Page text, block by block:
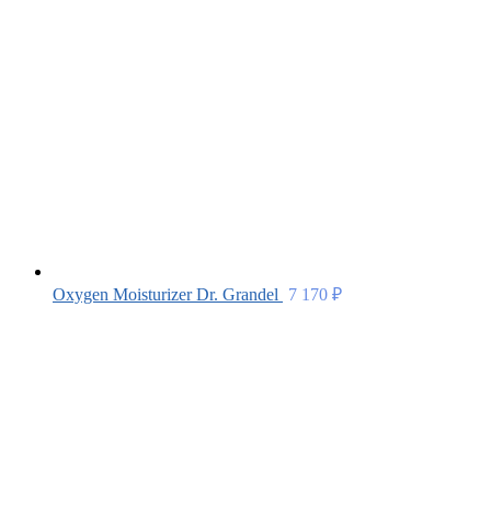
Oxygen Moisturizer Dr. Grandel 7 170 ₽